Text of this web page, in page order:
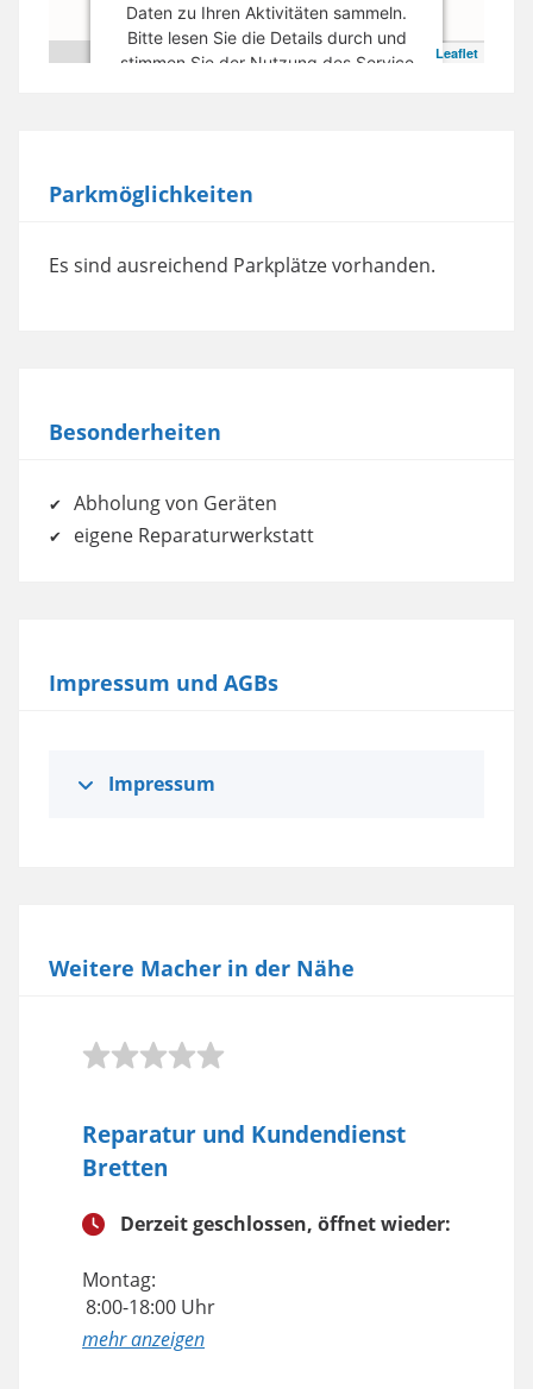
Leaflet
Daten zu Ihren Aktivitäten sammeln.
Bitte lesen Sie die Details durch und
stimmen Sie der Nutzung des Service
powered byUsercentrics Consent
Management Platform
Parkmöglichkeiten
Es sind ausreichend Parkplätze vorhanden.
Besonderheiten
Abholung von Geräten
eigene Reparaturwerkstatt
Impressum und AGBs
Impressum
Weitere Macher in der Nähe
Reparatur und Kundendienst
Bretten
Derzeit geschlossen, öffnet wieder:
Montag:
8:00-18:00 Uhr
anzeigen